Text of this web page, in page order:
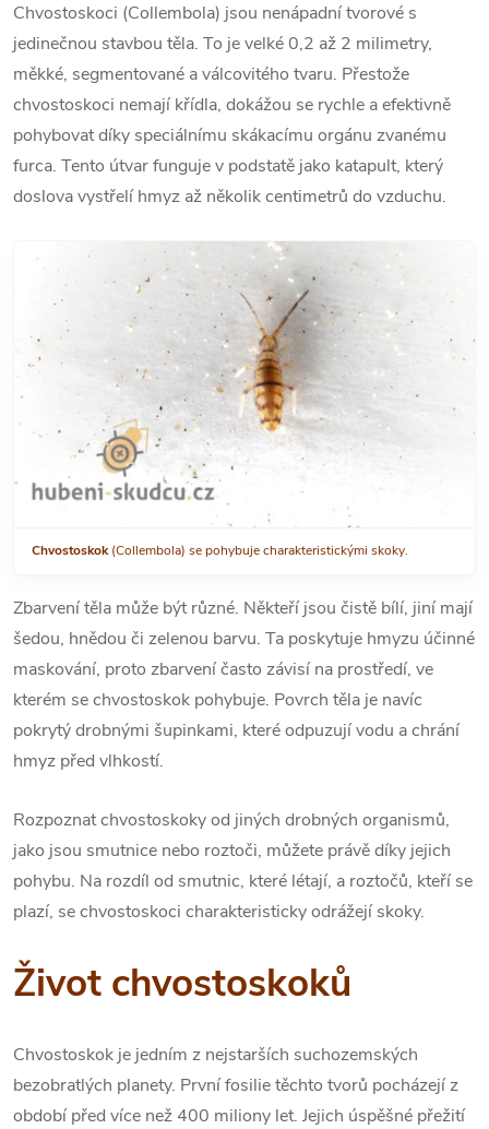
Chvostoskoci (Collembola) jsou nenápadní tvorové s
jedinečnou stavbou těla. To je velké 0,2 až 2 milimetry,
měkké, segmentované a válcovitého tvaru. Přestože
chvostoskoci nemají křídla, dokážou se rychle a efektivně
pohybovat díky speciálnímu skákacímu orgánu zvanému
furca. Tento útvar funguje v podstatě jako katapult, který
doslova vystřelí hmyz až několik centimetrů do vzduchu.
Chvostoskok(Collembola) se pohybuje charakteristickými skoky.
Zbarvení těla může být různé. Někteří jsou čistě bílí, jiní mají
šedou, hnědou či zelenou barvu. Ta poskytuje hmyzu účinné
maskování, proto zbarvení často závisí na prostředí, ve
kterém se chvostoskok pohybuje. Povrch těla je navíc
pokrytý drobnými šupinkami, které odpuzují vodu a chrání
hmyz před vlhkostí.
Rozpoznat chvostoskoky od jiných drobných organismů,
jako jsou smutnice nebo roztoči, můžete právě díky jejich
pohybu. Na rozdíl od smutnic, které létají, a roztočů, kteří se
plazí, se chvostoskoci charakteristicky odrážejí skoky.
Život chvostoskoků
Chvostoskok je jedním z nejstarších suchozemských
bezobratlých planety. První fosilie těchto tvorů pocházejí z
období před více než 400 miliony let. Jejich úspěšné přežití